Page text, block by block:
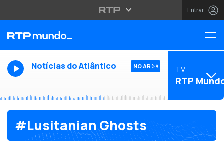
Entrar
Notícias do Atlântico NO AR TV
RTP
#Lusitanian Ghosts